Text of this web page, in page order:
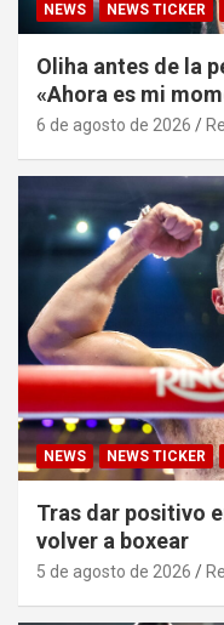
NEWS NEWS TICKER
Oliha antes de la
«Ahora es mi
6 de agosto de 2026
NEWS NEWS TICKER
Tras dar positivo
volver a boxear
5 de agosto de 2026